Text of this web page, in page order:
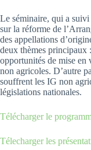
Le séminaire, qui a
sur la réforme de
des appellations
deux thèmes principaux
opportunités de mise en
non agricoles. D’autre
souffrent les IG non
législations nationales.
Télécharger le
Télecharger les